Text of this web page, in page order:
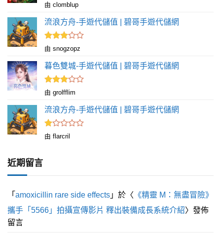
評分
分 5
由 clomblup
流浪方舟-手遊代儲值 | 碧哥手遊代儲網
評分
分 5
由 snogzopz
暮色雙城-手遊代儲值 | 碧哥手遊代儲網
評分
滿
分 5
由 grolfflim
流浪方舟-手遊代儲值 | 碧哥手遊代儲網
評
5
由 flarcril
近期留言
「 amoxicillin rare side effects 」於〈 《精靈 M：無盡冒險》
攜手「5566」拍攝宣傳影片 釋出裝備成長系統介紹〉發佈
留言